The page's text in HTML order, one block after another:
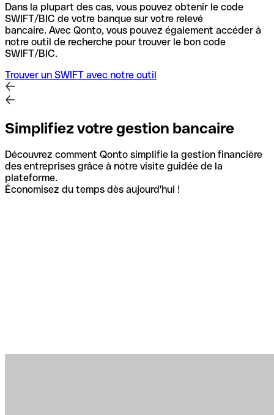
Dans la plupart des cas, vous pouvez obtenir le code
SWIFT/BIC de votre banque sur votre relevé
bancaire. Avec Qonto, vous pouvez également accéder à
notre outil de recherche pour trouver le bon code
SWIFT/BIC.
Trouver un SWIFT avec notre outil
Simplifiez votre gestion bancaire
Découvrez comment Qonto simplifie la gestion financière
des entreprises grâce à notre visite guidée de la
plateforme.
Économisez du temps dès aujourd'hui !